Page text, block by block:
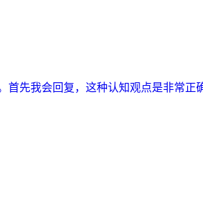
先我会回复，这种认知观点是非常